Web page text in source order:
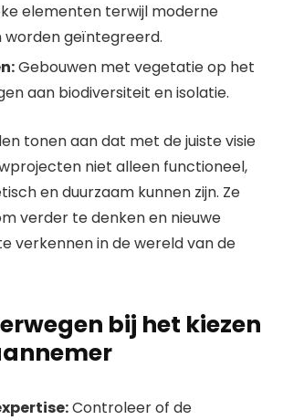
elementen terwijl moderne
worden geïntegreerd.
Gebouwen met vegetatie op het
aan biodiversiteit en isolatie.
tonen aan dat met de juiste visie
niet alleen functioneel,
en duurzaam kunnen zijn. Ze
verder te denken en nieuwe
verkennen in de wereld van de
bij het kiezen
Controleer of de